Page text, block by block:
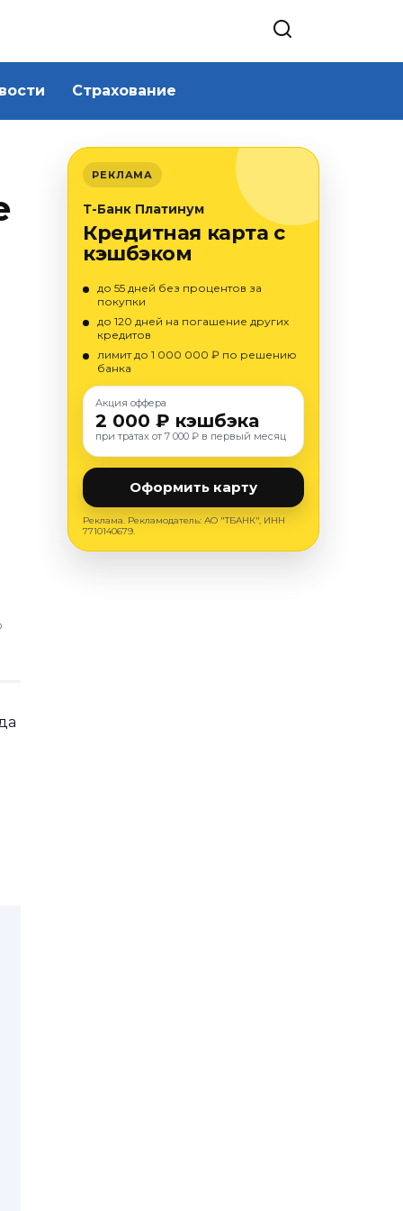
Страхование
РЕКЛАМА
Т-Банк Платинум
Кредитная карта с
кэшбэком
до 55 дней без процентов за
покупки
до 120 дней на погашение других
кредитов
лимит до 1 000 000 ₽ по решению
банка
Акция оффера
2 000 ₽ кэшбэка
при тратах от 7 000 ₽ в первый месяц
Оформить карту
Реклама. Рекламодатель: АО "ТБАНК", ИНН
7710140679.